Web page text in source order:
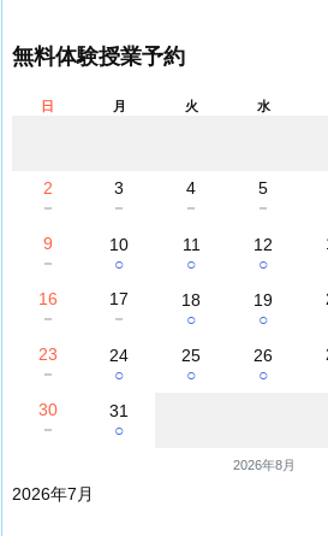
無料体験授業予約
2026年8月
日 月 火 水
2
－
3
－
4
－
5
－
9
－
10
○
11
○
12
○
16
－
17
－
18
○
19
○
23
－
24
○
25
○
26
○
30
－
31
○
2026年7月